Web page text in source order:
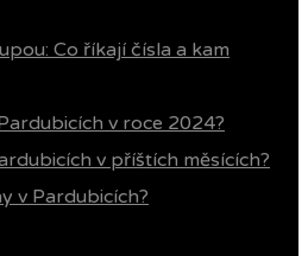
Co říkají čísla a kam
v roce 2024?
v příštích měsících?
v Pardubicích?